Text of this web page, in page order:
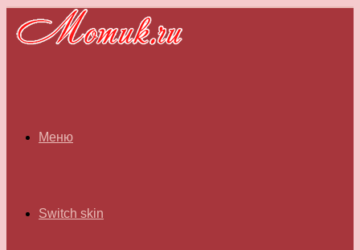
Меню
Switch skin